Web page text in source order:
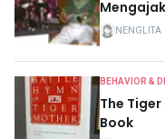
NENGLITA
BEHAVIOR &
The
Book